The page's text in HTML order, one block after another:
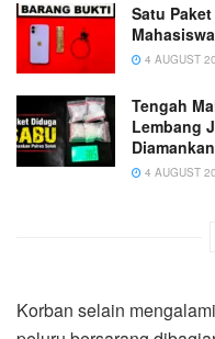
Satu
4 AUGUST
Tengah
Lembang
Diamankan
4 AUGUST
Korban selain